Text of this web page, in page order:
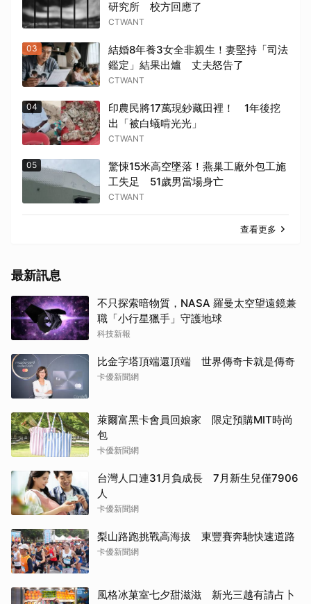
研究所 校方回應了
CTWANT
03
結婚8年養3女全非親生！妻堅持「司法
鑑定」結果出爐 丈夫怒告了
CTWANT
04
印農民將17萬現鈔藏田裡！ 1年後挖
出「被白蟻啃光光」
CTWANT
05
驚悚15米高空墜落！燕巢工廠外包工施
工失足 51歲男當場身亡
CTWANT
查看更多
最新訊息
不只探索暗物質，NASA 羅曼太空望遠鏡兼
職「小行星獵手」守護地球
科技新報
比金字塔頂端還頂端 世界傳奇卡就是傳奇
卡優新聞網
萊爾富黑卡會員回娘家 限定預購MIT時尚
包
卡優新聞網
台灣人口連31月負成長 7月新生兒僅7906
人
卡優新聞網
梨山路跑挑戰高海拔 東豐賽奔馳快速道路
卡優新聞網
風格冰菓室七夕甜滋滋 新光三越有請占卜